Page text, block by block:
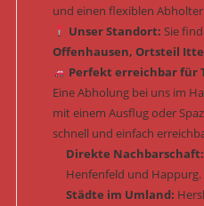
und einen flexiblen
Unser Standort: Sie
Offenhausen, Ortsteil
Perfekt erreichbar für
Eine Abholung bei uns im
mit einem Ausflug oder
schnell und einfach
Direkte Nachbarschaft:
Henfenfeld und Happurg.
Städte im Umland: